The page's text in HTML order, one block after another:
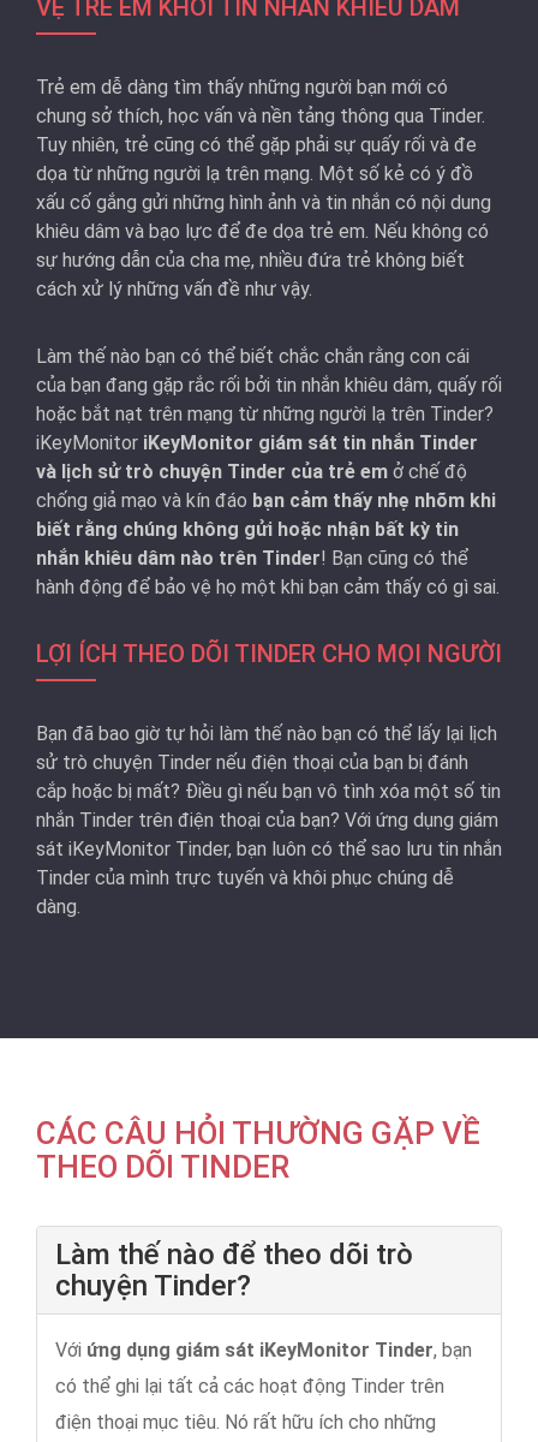
VỆ TRẺ EM KHỎI TIN NHẮN KHIÊU DÂM
Trẻ em dễ dàng tìm thấy những người bạn mới có
chung sở thích, học vấn và nền tảng thông qua Tinder.
Tuy nhiên, trẻ cũng có thể gặp phải sự quấy rối và đe
dọa từ những người lạ trên mạng. Một số kẻ có ý đồ
xấu cố gắng gửi những hình ảnh và tin nhắn có nội dung
khiêu dâm và bạo lực để đe dọa trẻ em. Nếu không có
sự hướng dẫn của cha mẹ, nhiều đứa trẻ không biết
cách xử lý những vấn đề như vậy.
Làm thế nào bạn có thể biết chắc chắn rằng con cái
của bạn đang gặp rắc rối bởi tin nhắn khiêu dâm, quấy rối
hoặc bắt nạt trên mạng từ những người lạ trên Tinder?
iKeyMonitor iKeyMonitor giám sát tin nhắn Tinder
và lịch sử trò chuyện Tinder của trẻ em ở chế độ
chống giả mạo và kín đáo bạn cảm thấy nhẹ nhõm khi
biết rằng chúng không gửi hoặc nhận bất kỳ tin
nhắn khiêu dâm nào trên Tinder! Bạn cũng có thể
hành động để bảo vệ họ một khi bạn cảm thấy có gì sai.
LỢI ÍCH THEO DÕI TINDER CHO MỌI NGƯỜI
Bạn đã bao giờ tự hỏi làm thế nào bạn có thể lấy lại lịch
sử trò chuyện Tinder nếu điện thoại của bạn bị đánh
cắp hoặc bị mất? Điều gì nếu bạn vô tình xóa một số tin
nhắn Tinder trên điện thoại của bạn? Với ứng dụng giám
sát iKeyMonitor Tinder, bạn luôn có thể sao lưu tin nhắn
Tinder của mình trực tuyến và khôi phục chúng dễ
dàng.
CÁC CÂU HỎI THƯỜNG GẶP VỀ
THEO DÕI TINDER
Làm thế nào để theo dõi trò
chuyện Tinder?
Với ứng dụng giám sát iKeyMonitor Tinder, bạn
có thể ghi lại tất cả các hoạt động Tinder trên
điện thoại mục tiêu. Nó rất hữu ích cho những